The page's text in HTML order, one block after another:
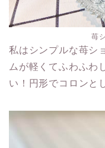
苺
私はシンプルな苺シ
ムが軽くてふわふわ
い！円形でコロンと